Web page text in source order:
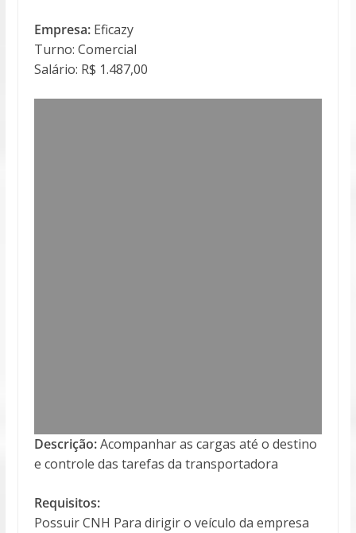
Empresa:Eficazy
Turno: Comercial
Salário: R$ 1.487,00
Descrição:Acompanhar as cargas até o destino
e controle das tarefas da transportadora
Requisitos:
Possuir CNH Para dirigir o veículo da empresa